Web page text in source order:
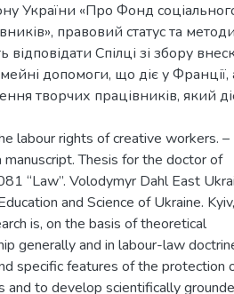
України «Про Фонд
правовий статус та методи
Спілці зі збору
допомоги, що діє у
творчих працівників, який
labour rights of creative workers. –
Thesis for the doctor of
“Law”. Volodymyr Dahl East
and Science of Ukraine.
is, on the basis of theoretical
generally and in labour-law
specific features of the protection
and to develop scientifically